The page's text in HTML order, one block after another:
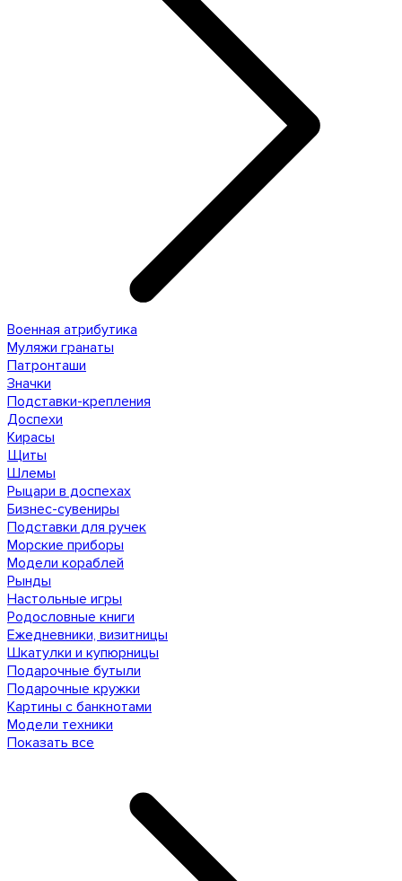
Военная атрибутика
Муляжи гранаты
Патронташи
Значки
Подставки-крепления
Доспехи
Кирасы
Щиты
Шлемы
Рыцари в доспехах
Бизнес-сувениры
Подставки для ручек
Морские приборы
Модели кораблей
Рынды
Настольные игры
Родословные книги
Ежедневники, визитницы
Шкатулки и купюрницы
Подарочные бутыли
Подарочные кружки
Картины с банкнотами
Модели техники
Показать все